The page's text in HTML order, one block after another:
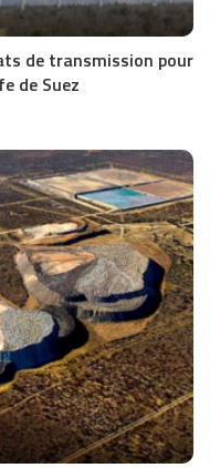
de transmission pour
de Suez